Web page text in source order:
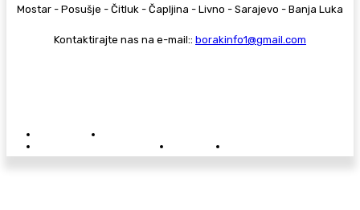
Mostar - Posušje - Čitluk - Čapljina - Livno - Sarajevo - Banja Luka
Kontaktirajte nas na e-mail:: borakinfo1@gmail.com